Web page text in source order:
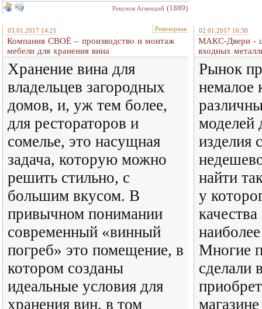
Рекунов Агвендий (1889)
03.01.2017 14:21 Ревизорная
Компания СВОЁ – производство и монтаж
мебели для хранения вина
Хранение вина для
владельцев загородных
домов, и, уж тем более,
для рестораторов и
сомелье, это насущная
задача, которую можно
решить стильно, с
большим вкусом. В
привычном понимании
современный «винный
погреб» это помещение, в
котором созданы
идеальные условия для
хранения вин, в том
02.01.2017 16:30
МАКС-Двери -
входных
Рынок
немалое
моделей
изделия
найти
у
Многие
сделали